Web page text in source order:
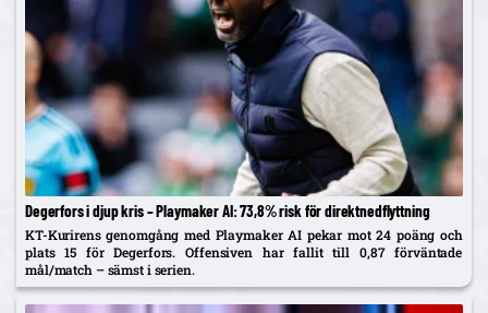
Degerfors i djup kris – Playmaker AI: 73,8% risk för direktnedflyttning
KT-Kurirens genomgång med Playmaker AI pekar mot 24 poäng och
plats 15 för Degerfors. Offensiven har fallit till 0,87 förväntade
mål/match – sämst i serien.